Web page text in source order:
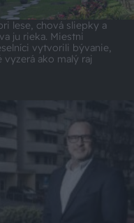
lese, chová sliepky a
ju rieka. Miestni
vytvorili bývanie,
vyzerá ako malý raj